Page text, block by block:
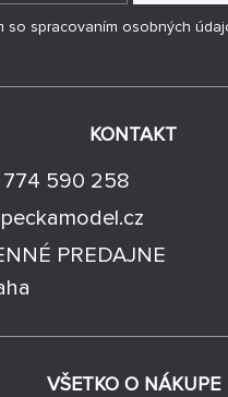
VŠETKO O NÁKUPE
KONTAKT
590 258
peckamodel.cz
PREDAJNE
so spracovaním osobných